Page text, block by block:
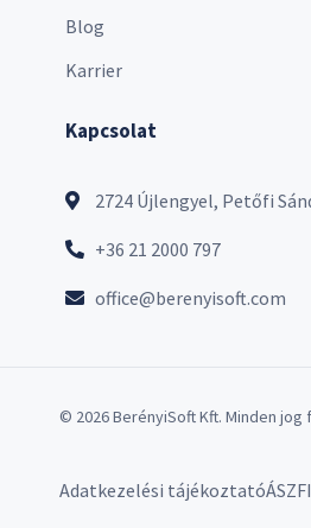
Blog
Karrier
Kapcsolat
2724 Újlengyel, Petőfi
+36 21 2000 797
office@berenyisoft.com
© 2026 BerényiSoft Kft. Minden jog
Adatkezelési tájékoztatóÁSZF